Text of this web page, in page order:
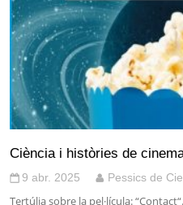
Ciència i històries de
9 abr. 2025 Pessics de
Tertúlia sobre la pel·lícula: